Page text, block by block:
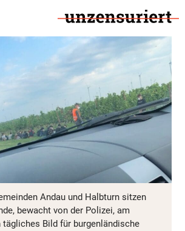
Andau und Halbturn sitzen
bewacht von der Polizei, am
tägliches Bild für burgenländische